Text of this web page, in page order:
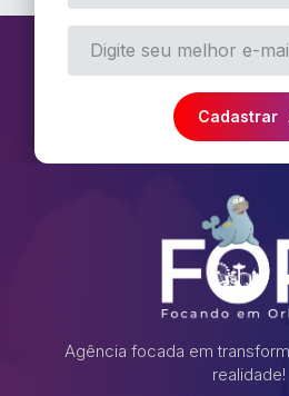
Cadastrar
Agência focada em
realidade!